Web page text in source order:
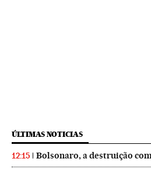
ÚLTIMAS NOTICIAS
12:15 Bolsonaro, a destruição